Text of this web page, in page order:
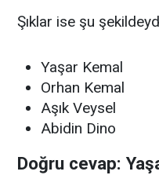
Şıklar ise şu
Yaşar Kemal
Orhan Kemal
Aşık Veysel
Abidin Dino
Doğru cevap: